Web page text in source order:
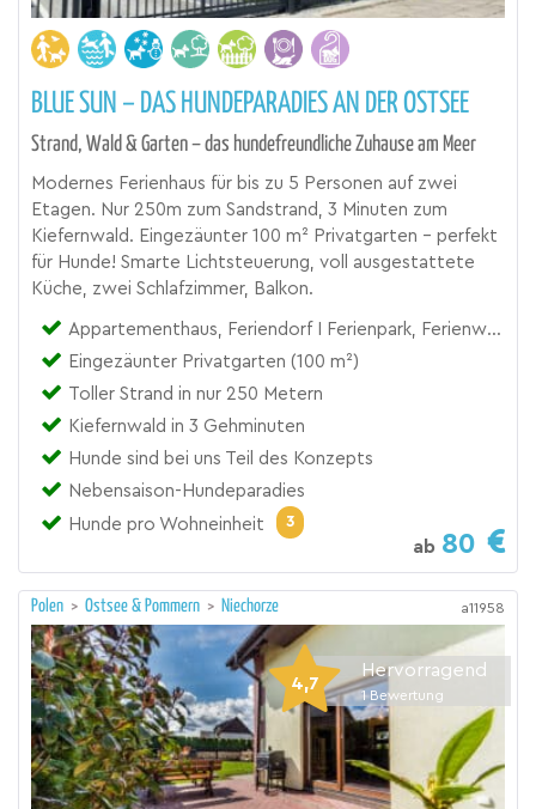
BLUE SUN – DAS HUNDEPARADIES AN DER OSTSEE
Strand, Wald & Garten – das hundefreundliche Zuhause am Meer
Modernes Ferienhaus für bis zu 5 Personen auf zwei
Etagen. Nur 250m zum Sandstrand, 3 Minuten zum
Kiefernwald. Eingezäunter 100 m² Privatgarten – perfekt
für Hunde! Smarte Lichtsteuerung, voll ausgestattete
Küche, zwei Schlafzimmer, Balkon.
Appartementhaus, Feriendorf I Ferienpark, Ferienwohnung
Eingezäunter Privatgarten (100 m²)
Toller Strand in nur 250 Metern
Kiefernwald in 3 Gehminuten
Hunde sind bei uns Teil des Konzepts
Nebensaison-Hundeparadies
Hunde pro Wohneinheit
3
ab 80
Polen > Ostsee & Pommern > Niechorze a11958
4,7
Hervorragend
1 Bewertung